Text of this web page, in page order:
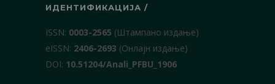
ИДЕНТИФИКАЦИЈА /
ISSN: 0003-2565 (Штампано издање)
еISSN: 2406-2693 (Онлајн издање)
DOI: 10.51204/Anali_PFBU_1906